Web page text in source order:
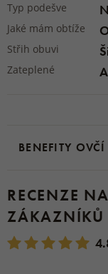
Typ podešve
Jaké mám obtíže
Střih obuvi
Zateplené
BENEFITY
RECENZE
ZÁKAZNÍKŮ